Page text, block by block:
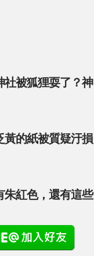
社被狐狸耍了？神
黃的紙被質疑汙損
朱紅色，還有這些